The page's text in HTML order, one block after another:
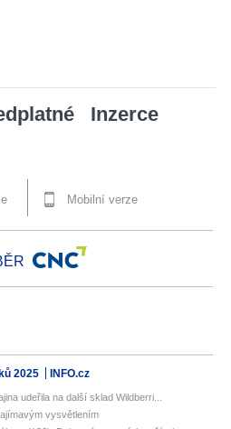
Inzerce
Mobilní verze
2025 INFO.cz
udeřila na další sklad Wildberri...
vysvětlením